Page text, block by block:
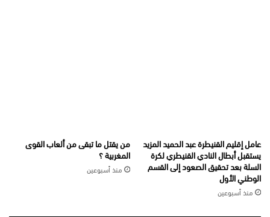
عامل إقليم القنيطرة عبد الحميد المزيد
يستقبل أبطال النادي القنيطري لكرة
السلة بعد تحقيق الصعود إلى القسم
الوطني الأول
منذ أسبوعين
من يقتل ما تبقى من ألعاب القوى
المغربية ؟
منذ أسبوعين